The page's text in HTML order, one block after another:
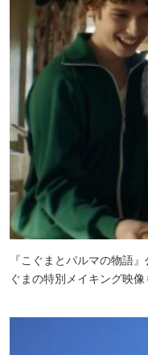
『こぐまとパルマの物語
ぐまの特別メイキング映像